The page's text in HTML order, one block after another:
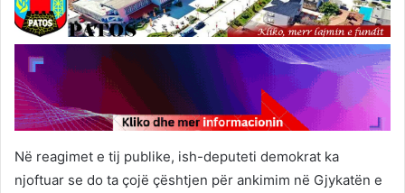
Në reagimet e tij publike, ish-deputeti demokrat ka
njoftuar se do ta çojë çështjen për ankimim në Gjykatën e